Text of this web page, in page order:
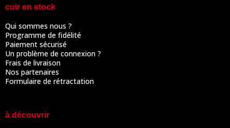
cuir en stock
Qui sommes nous ?
Programme de fidélité
Paiement sécurisé
Un problème de connexion ?
Frais de livraison
Nos partenaires
Formulaire de rétractation
à découvrir